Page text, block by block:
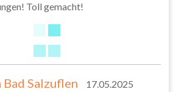
Toll gemacht!
Salzuflen
17.05.2025